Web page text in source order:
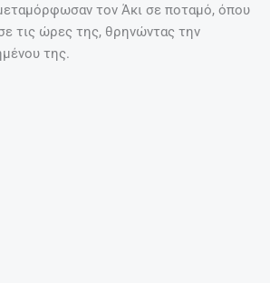
τον Άκι σε ποταμό, όπου
τις ώρες της, θρηνώντας την
της.